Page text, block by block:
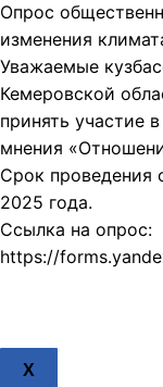
Опрос
изменения
Уважаемые
Кемеровской
принять участие
мнения
Срок проведения
2025 года.
Ссылка на опрос:
https://
X